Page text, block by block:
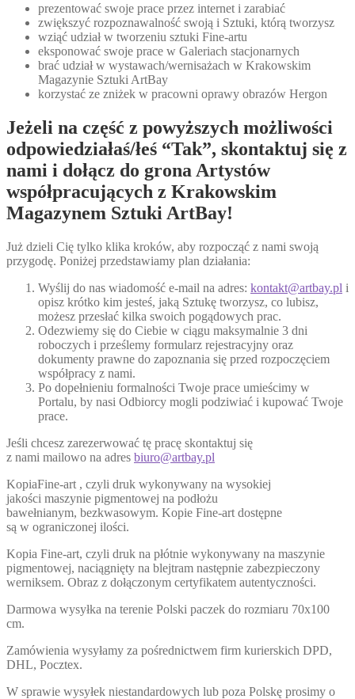
prezentować swoje prace przez internet i zarabiać
zwiększyć rozpoznawalność swoją i Sztuki, którą tworzysz
wziąć udział w tworzeniu sztuki Fine-artu
eksponować swoje prace w Galeriach stacjonarnych
brać udział w wystawach/wernisażach w Krakowskim
Magazynie Sztuki ArtBay
korzystać ze zniżek w pracowni oprawy obrazów Hergon
Jeżeli na część z powyższych możliwości
odpowiedziałaś/łeś “Tak”, skontaktuj się z
nami i dołącz do grona Artystów
współpracujących z Krakowskim
Magazynem Sztuki ArtBay!
Już dzieli Cię tylko klika kroków, aby rozpocząć z nami swoją
przygodę. Poniżej przedstawiamy plan działania:
Wyślij do nas wiadomość e-mail na adres: kontakt@artbay.pl i
opisz krótko kim jesteś, jaką Sztukę tworzysz, co lubisz,
możesz przesłać kilka swoich pogądowych prac.
Odezwiemy się do Ciebie w ciągu maksymalnie 3 dni
roboczych i prześlemy formularz rejestracyjny oraz
dokumenty prawne do zapoznania się przed rozpoczęciem
współpracy z nami.
Po dopełnieniu formalności Twoje prace umieścimy w
Portalu, by nasi Odbiorcy mogli podziwiać i kupować Twoje
prace.
Jeśli chcesz zarezerwować tę pracę skontaktuj się
z nami mailowo na adres biuro@artbay.pl
KopiaFine-art , czyli druk wykonywany na wysokiej
jakości maszynie pigmentowej na podłożu
bawełnianym, bezkwasowym. Kopie Fine-art dostępne
są w ograniczonej ilości.
Kopia Fine-art, czyli druk na płótnie wykonywany na maszynie
pigmentowej, naciągnięty na blejtram następnie zabezpieczony
werniksem. Obraz z dołączonym certyfikatem autentyczności.
Darmowa wysyłka na terenie Polski paczek do rozmiaru 70x100
cm.
Zamówienia wysyłamy za pośrednictwem firm kurierskich DPD,
DHL, Pocztex.
W sprawie wysyłek niestandardowych lub poza Polskę prosimy o